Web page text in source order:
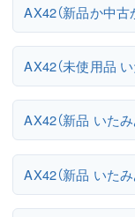
AX42（新品か中
AX42（未使用品
AX42（新品 いた
AX42（新品 いた